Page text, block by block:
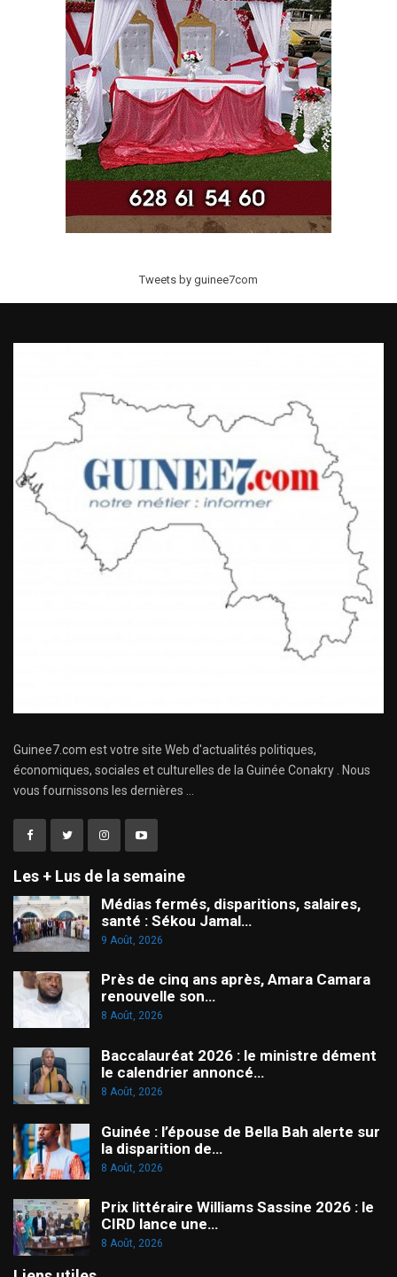
Tweets by guinee7com
Guinee7.com est votre site Web d'actualités politiques,
économiques, sociales et culturelles de la Guinée Conakry . Nous
vous fournissons les dernières ...
Les + Lus de la semaine
Médias fermés, disparitions, salaires,
santé : Sékou Jamal…
9 Août, 2026
Près de cinq ans après, Amara Camara
renouvelle son…
8 Août, 2026
Baccalauréat 2026 : le ministre dément
le calendrier annoncé…
8 Août, 2026
Guinée : l’épouse de Bella Bah alerte sur
la disparition de…
8 Août, 2026
Prix littéraire Williams Sassine 2026 : le
CIRD lance une…
8 Août, 2026